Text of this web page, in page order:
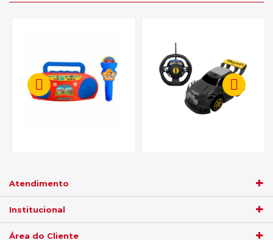
Canina 1971
R$ 141,55
no boleto
R$ 94,05
Atendimento
Institucional
Área do Cliente